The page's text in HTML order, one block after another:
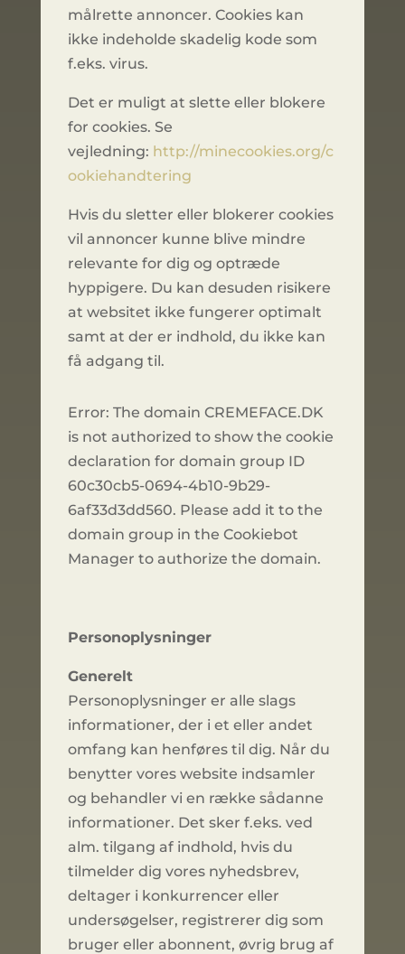
målrette annoncer. Cookies kan
ikke indeholde skadelig kode som
f.eks. virus.
Det er muligt at slette eller blokere
for cookies. Se
vejledning: http://minecookies.org/c
ookiehandtering
Hvis du sletter eller blokerer cookies
vil annoncer kunne blive mindre
relevante for dig og optræde
hyppigere. Du kan desuden risikere
at websitet ikke fungerer optimalt
samt at der er indhold, du ikke kan
få adgang til.
Error: The domain CREMEFACE.DK
is not authorized to show the cookie
declaration for domain group ID
60c30cb5-0694-4b10-9b29-
6af33d3dd560. Please add it to the
domain group in the Cookiebot
Manager to authorize the domain.
Personoplysninger
Generelt
Personoplysninger er alle slags
informationer, der i et eller andet
omfang kan henføres til dig. Når du
benytter vores website indsamler
og behandler vi en række sådanne
informationer. Det sker f.eks. ved
alm. tilgang af indhold, hvis du
tilmelder dig vores nyhedsbrev,
deltager i konkurrencer eller
undersøgelser, registrerer dig som
bruger eller abonnent, øvrig brug af